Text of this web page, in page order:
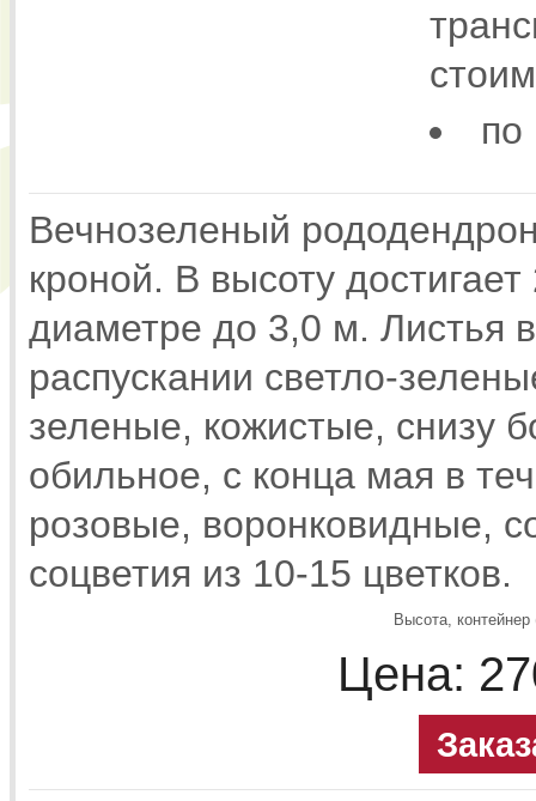
по
Вечнозеленый
кроной. В высоту
диаметре до 3,0 м. Листья
распускании светло-
зеленые, кожистые, снизу
обильное, с конца мая в
розовые, воронковидные,
соцветия из 10-15 цветков.
Высота, контейнер
Цена: